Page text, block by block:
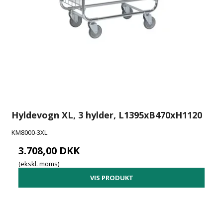
Hyldevogn XL, 3 hylder, L1395xB470xH1120
KM8000-3XL
3.708,00 DKK
(ekskl. moms)
VIS PRODUKT